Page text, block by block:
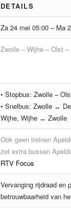
DETAILS
Za 24 mei 05:00 – Ma
Zwolle – Wijhe – Olst –
• Stopbus: Zwolle –
• Snelbus: Zwolle ↔
Wijhe, Wijhe ↔ Zwolle
Ook geen treinen
zet extra bussen
RTV Focus
Vervanging rijdraad en
betrouwbaarheid van